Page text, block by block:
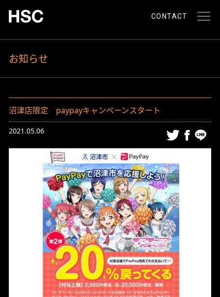
CONTACT
お知らせ
沼津店限定 paypayキャンペーンスタート
2021.05.06